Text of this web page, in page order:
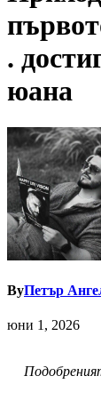
.
юана
ByПетър
юни 1, 2026